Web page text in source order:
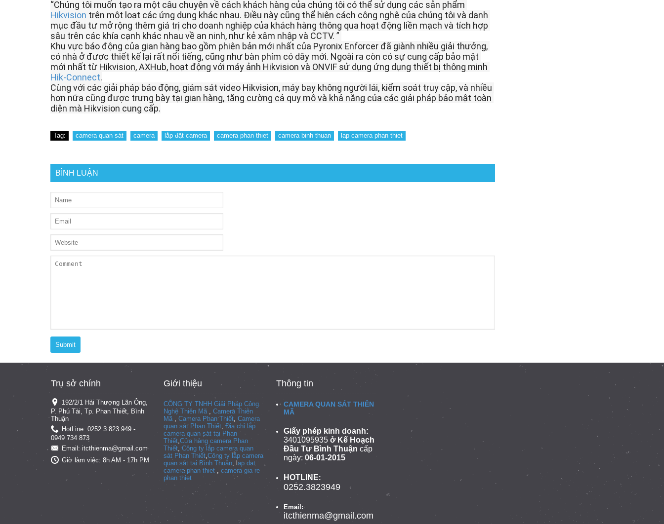
Hikvision trên một loạt các ứng dụng khác nhau. Điều này cũng thể hiện cách công nghệ của chúng tôi và danh
mục đầu tư mở rộng thêm giá trị cho doanh nghiệp của khách hàng thông qua hoạt động liền mạch và tích hợp
sâu trên các khía cạnh khác nhau về an ninh, như kẻ xâm nhập và CCTV. ”
Khu vực báo động của gian hàng bao gồm phiên bản mới nhất của Pyronix Enforcer đã giành nhiều giải thưởng,
có nhà ở được thiết kế lại rất nổi tiếng, cũng như bàn phím có dây mới. Ngoài ra còn có sự cung cấp bảo mật
Hik-Connect.
Cùng với các giải pháp báo động, giám sát video Hikvision, máy bay không người lái, kiểm soát truy cập, và nhiều
hơn nữa cũng được trưng bày tại gian hàng, tăng cường cả quy mô và khả năng của các giải pháp bảo mật toàn
diện mà Hikvision cung cấp.
Tag: camera quan sát camera lắp đặt camera camera phan thiet camera binh thuan lap camera phan thiet
BÌNH LUẬN
Submit
Trụ sở chính
192/2/1 Hải Thượng Lãn Ông,
P. Phú Tài, Tp. Phan Thiết, Bình
Thuận
HotLine: 0252 3 823 949 -
0949 734 873
Email: itcthienma@gmail.com
Giờ làm việc: 8h AM - 17h PM
Giới thiệu
CÔNG TY TNHH Giải Pháp Công
Nghệ Thiên Mã, Camera Thiên
Mã, Camera Phan Thiết, Camera
quan sát Phan Thiết, Địa chỉ lắp
camera quan sát tại Phan
Thiết, Cửa hàng camera Phan
Thiết,Công ty lắp camera quan
sát Phan Thiết, Công ty lắp camera
quan sát tại Bình Thuận, l ap dat
camera phan thiet, camera gia re
phan thiet
Thông tin
CAMERA QUAN SÁT THIÊN
MÃ
Giấy phép kinh doanh:
3401095935 ở Kế Hoạch
Đầu Tư Bình Thuận cấp
ngày: 06-01-2015
HOTLINE:
0252.3823949
Email:
itcthienma@gmail.com